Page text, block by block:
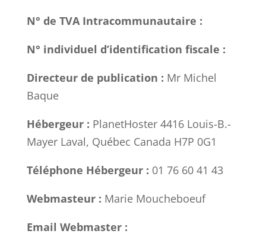
N° de TVA Intracommunautaire :
N° individuel d’identification fiscale :
Directeur de publication : Mr Michel
Baque
Hébergeur : PlanetHoster 4416 Louis-B.-
Mayer Laval, Québec Canada H7P 0G1
Téléphone Hébergeur : 01 76 60 41 43
Webmasteur : Marie Moucheboeuf
Email Webmaster :